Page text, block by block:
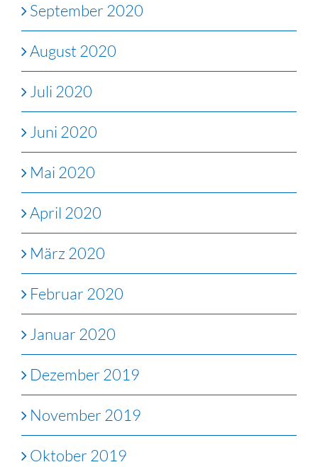
September 2020
August 2020
Juli 2020
Juni 2020
Mai 2020
April 2020
März 2020
Februar 2020
Januar 2020
Dezember 2019
November 2019
Oktober 2019